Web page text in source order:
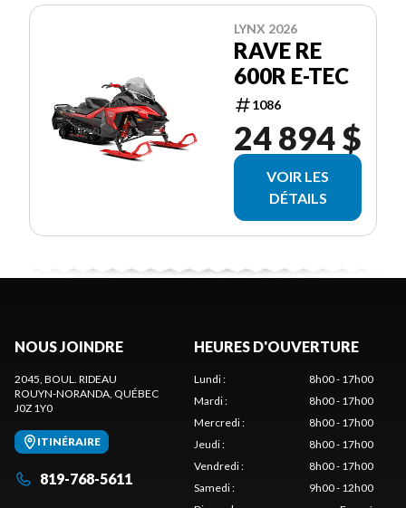
LYNX 2026
RAVE RE
600R E-TEC
1086
24 894 $
VOIR LES
DÉTAILS
NOUS JOINDRE
2045, BOUL. RIDEAU
ROUYN-NORANDA, QUÉBEC
J0Z 1Y0
ITINÉRAIRE
819-768-5611
HEURES D'OUVERTURE
Lundi:
8h00 - 17h00
Mardi:
8h00 - 17h00
Mercredi:
8h00 - 17h00
Jeudi:
8h00 - 17h00
Vendredi:
8h00 - 17h00
Samedi:
9h00 - 12h00